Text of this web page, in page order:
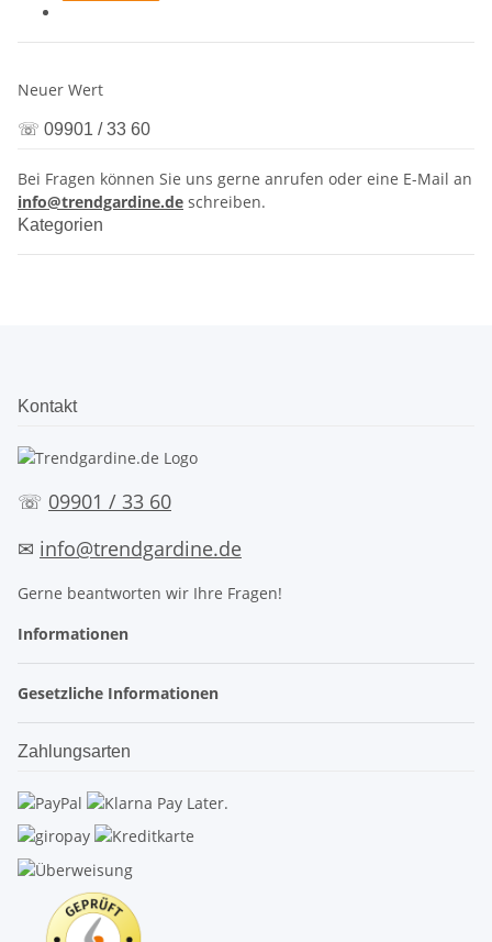
Neuer Wert
☏ 09901 / 33 60
Bei Fragen können Sie uns gerne anrufen oder eine E-Mail an
info@trendgardine.de schreiben.
Kategorien
Kontakt
☏ 09901 / 33 60
✉ info@trendgardine.de
Gerne beantworten wir Ihre Fragen!
Informationen
Gesetzliche Informationen
Zahlungsarten